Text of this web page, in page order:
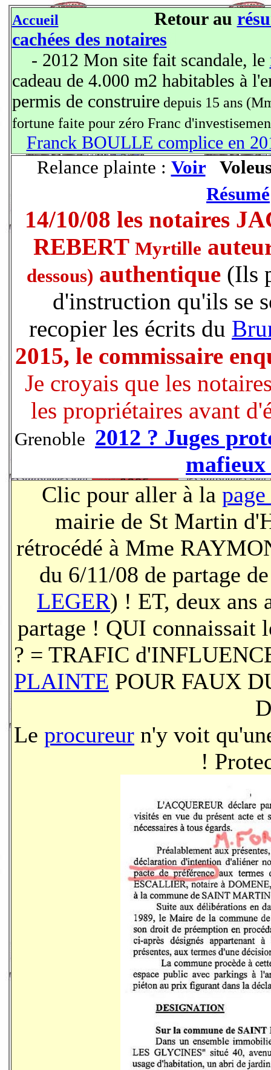
Accueil Retour au
cachées des notaires
- 2012 Mon site fait scandale, le
cadeau de 4.000 m2 habitables à
permis de construiredepuis 15 ans
fortune faite pour zéro Franc
Franck BOULLE complice en
Relance plainte : Voir
Résumé
14/10/08 les notaires
REBERT Myrtille
dessous) authentique (Ils
d'instruction qu'ils se
recopier les écrits du
2015, le commissaire
Je croyais que les
les propriétaires avant
Grenoble 2012 ? Juges
Clic pour aller à la
mairie de St Martin
rétrocédé à Mme
du 6/11/08 de partage
LEGER) ! ET, deux ans
partage ! QUI connaissait
? = TRAFIC
PLAINTE POUR FAUX
Le procureur n'y voit
!